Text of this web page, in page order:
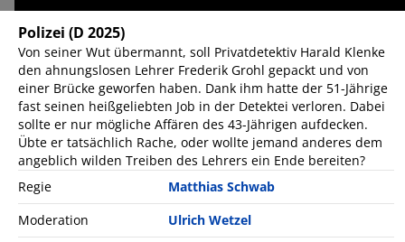
Polizei (D 2025)
Von seiner Wut übermannt, soll Privatdetektiv Harald Klenke
den ahnungslosen Lehrer Frederik Grohl gepackt und von
einer Brücke geworfen haben. Dank ihm hatte der 51-Jährige
fast seinen heißgeliebten Job in der Detektei verloren. Dabei
sollte er nur mögliche Affären des 43-Jährigen aufdecken.
Übte er tatsächlich Rache, oder wollte jemand anderes dem
angeblich wilden Treiben des Lehrers ein Ende bereiten?
Regie
Matthias Schwab
Moderation
Ulrich Wetzel